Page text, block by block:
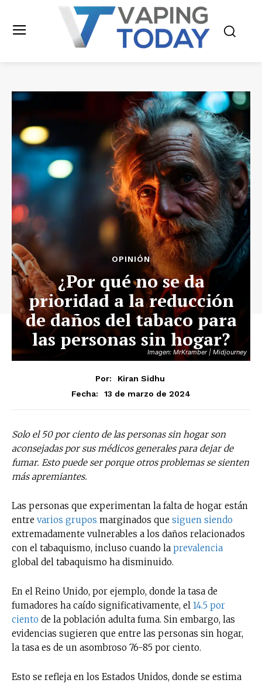
Imagen: MrKramber | Midjourney
OPINIÓN
¿Por qué no se da
prioridad a la reducción
de daños del tabaco para
las personas sin hogar?
Por:
Kiran Sidhu
Fecha:
13 de marzo de 2024
Solo el 50 por ciento de las personas sin hogar son
aconsejadas por sus médicos generales para dejar de
fumar. Esto puede ser porque otros problemas se sienten
más apremiantes.
Las personas que experimentan la falta de hogar están
entre varios grupos marginados que siguen siendo
extremadamente vulnerables a los daños relacionados
con el tabaquismo, incluso cuando la prevalencia
global del tabaquismo ha disminuido.
En el Reino Unido, por ejemplo, donde la tasa de
fumadores ha caído significativamente, el 14.5 por
ciento de la población adulta fuma. Sin embargo, las
evidencias sugieren que entre las personas sin hogar,
la tasa es de un asombroso 76-85 por ciento.
Esto se refleja en los Estados Unidos, donde se estima